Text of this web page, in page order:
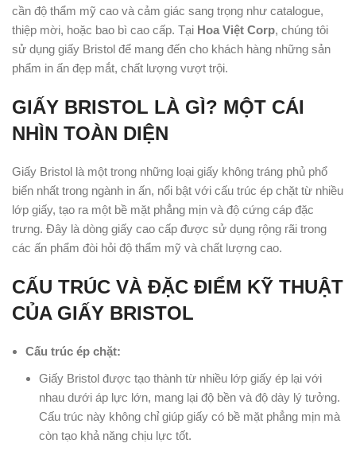
cần độ thẩm mỹ cao và cảm giác sang trọng như catalogue,
thiệp mời, hoặc bao bì cao cấp. Tại Hoa Việt Corp, chúng tôi
sử dụng giấy Bristol để mang đến cho khách hàng những sản
phẩm in ấn đẹp mắt, chất lượng vượt trội.
GIẤY BRISTOL LÀ GÌ? MỘT CÁI
NHÌN TOÀN DIỆN
Giấy Bristol là một trong những loại giấy không tráng phủ phổ
biến nhất trong ngành in ấn, nổi bật với cấu trúc ép chặt từ nhiều
lớp giấy, tạo ra một bề mặt phẳng mịn và độ cứng cáp đặc
trưng. Đây là dòng giấy cao cấp được sử dụng rộng rãi trong
các ấn phẩm đòi hỏi độ thẩm mỹ và chất lượng cao.
CẤU TRÚC VÀ ĐẶC ĐIỂM KỸ THUẬT
CỦA GIẤY BRISTOL
Cấu trúc ép chặt:
Giấy Bristol được tạo thành từ nhiều lớp giấy ép lại với
nhau dưới áp lực lớn, mang lại độ bền và độ dày lý tưởng.
Cấu trúc này không chỉ giúp giấy có bề mặt phẳng mịn mà
còn tạo khả năng chịu lực tốt.